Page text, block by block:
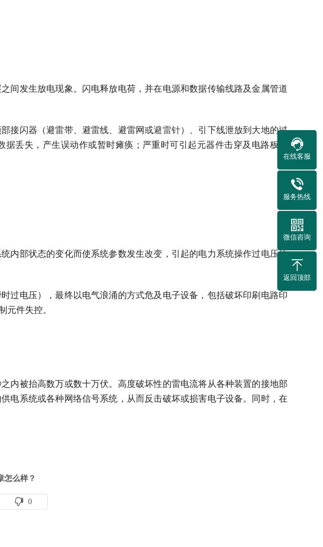
间发生放电现象。闪电释放电荷，并在电源和数据传输线路及金属管道
接闪器（避雷带、避雷线、避雷网或避雷针）、引下线泄放到大地的过
丢失，产生误动作或暂时瘫痪；严重时可引起元器件击穿及电路板烧
内部状态的变化而使系统参数发生改变，引起的电力系统操作过电压的
过电压），最终以电气浪涌的方式危及电子设备，包括破坏印刷电路印
元件失控。
内被抬高数万或数十万伏。高度破坏性的雷电流将从各种装置的接地部
电系统或各种网络信号系统，从而反击破坏或损害电子设备。同时，在
怎么样？
0
在线客服
服务热线
微信咨询
返回顶部